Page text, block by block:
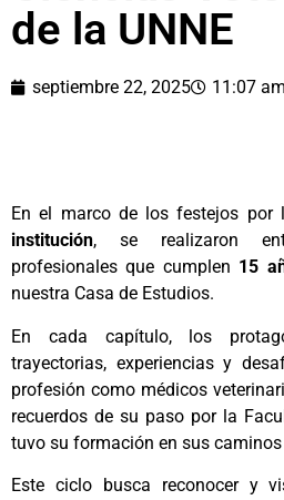
de la UNNE
septiembre 22, 2025 11:07 am
En el marco de los festejos por
institución, se realizaron
profesionales que cumplen 15
nuestra Casa de Estudios.
En cada capítulo, los
trayectorias, experiencias y
profesión como médicos
recuerdos de su paso por la
tuvo su formación en sus
Este ciclo busca reconocer y